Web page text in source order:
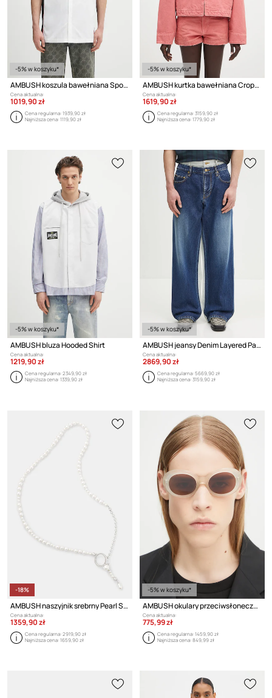
-5% w koszyku*
AMBUSH koszula bawełniana Sports Designed Shirt
Cena aktualna:
1019,90 zł
Cena regularna:1939,90 zł
Najniższa cena:1119,90 zł
-5% w koszyku*
AMBUSH kurtka bawełniana Cropped Canvas Work Jacket
Cena aktualna:
1619,90 zł
Cena regularna:3159,90 zł
Najniższa cena:1779,90 zł
-5% w koszyku*
AMBUSH bluza Hooded Shirt
Cena aktualna:
1219,90 zł
Cena regularna:2349,90 zł
Najniższa cena:1339,90 zł
-5% w koszyku*
AMBUSH jeansy Denim Layered Pants
Cena aktualna:
2869,90 zł
Cena regularna:5669,90 zł
Najniższa cena:3159,90 zł
-18%
AMBUSH naszyjnik srebrny Pearl Strand Necklace
Cena aktualna:
1359,90 zł
Cena regularna:2919,90 zł
Najniższa cena:1659,90 zł
-5% w koszyku*
AMBUSH okulary przeciwsłoneczne Kurt Sunglasses
Cena aktualna:
775,99 zł
Cena regularna:1459,90 zł
Najniższa cena:849,99 zł